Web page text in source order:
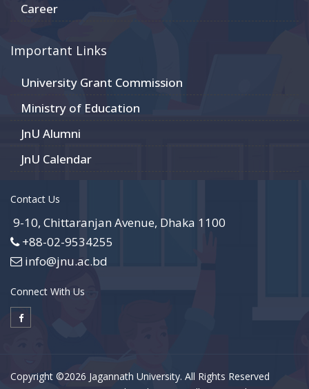
Career
Important Links
University Grant Commission
Ministry of Education
JnU Alumni
JnU Calendar
Contact Us
9-10, Chittaranjan Avenue, Dhaka 1100
+88-02-9534255
info@jnu.ac.bd
Connect With Us
Copyright ©2026 Jagannath University. All Rights Reserved